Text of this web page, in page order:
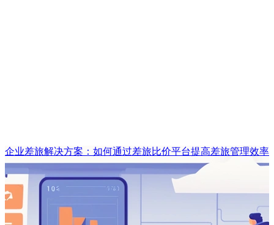
企业差旅解决方案：如何通过差旅比价平台提高差旅管理效率